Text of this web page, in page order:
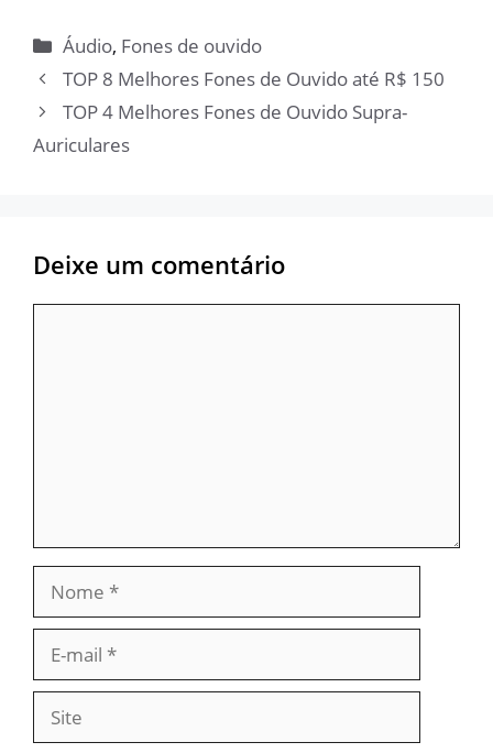
Categorias
Áudio, Fones de ouvido
TOP 8 Melhores Fones de Ouvido até R$ 150
TOP 4 Melhores Fones de Ouvido Supra-
Auriculares
Deixe um comentário
mail
Site